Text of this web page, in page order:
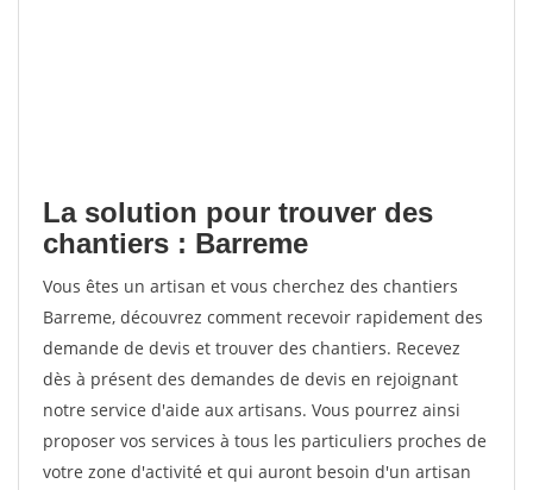
La solution pour trouver des
chantiers : Barreme
Vous êtes un artisan et vous cherchez des chantiers
Barreme, découvrez comment recevoir rapidement des
demande de devis et trouver des chantiers. Recevez
dès à présent des demandes de devis en rejoignant
notre service d'aide aux artisans. Vous pourrez ainsi
proposer vos services à tous les particuliers proches de
votre zone d'activité et qui auront besoin d'un artisan